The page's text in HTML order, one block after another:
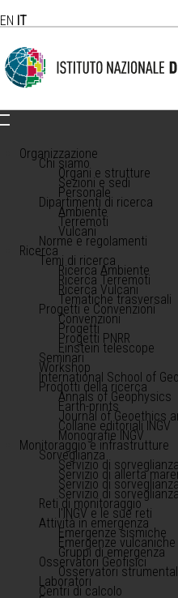
EN IT
Organizzazione
Chi siamo
Organi e strutture
Sezioni e sedi
Personale
Dipartimenti di ricerca
Ambiente
Terremoti
Vulcani
Norme e regolamenti
Ricerca
Temi di ricerca
Ricerca Ambiente
Ricerca Terremoti
Ricerca Vulcani
Tematiche trasversali
Progetti e Convenzioni
Convenzioni
Progetti
Progetti PNRR
Einstein telescope
Seminari
Workshop
International School of
Prodotti della ricerca
Annals of Geophysics
Earth-prints
Journal of Geoethics
Collane editoriali INGV
Monografie INGV
Monitoraggio e infrastrutture
Sorveglianza
Servizio di
Servizio di allerta
Servizio di
Servizio di
Reti di monitoraggio
l'INGV e le sue reti
Attività in emergenza
Emergenze sismiche
Emergenze vulcaniche
Gruppi di emergenza
Osservatori Geofisici
Osservatori
Laboratori
Centri di calcolo